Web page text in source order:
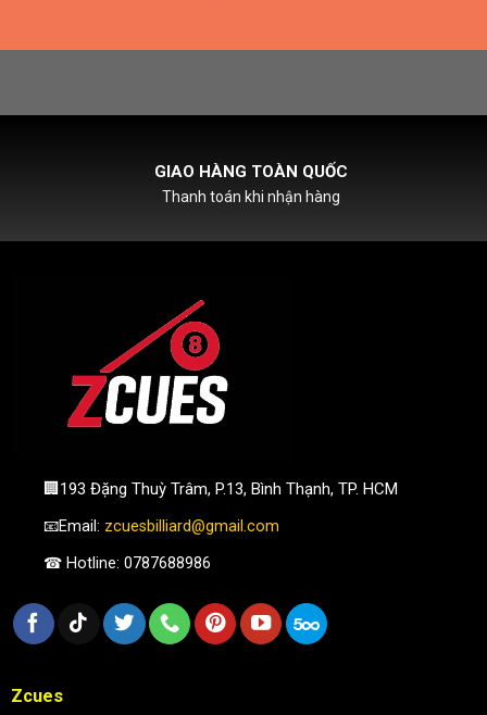
HỖ TRỢ PHÍ SHIPCOD
🏢193 Đặng Thuỳ Trâm, P.13, Bình Thạnh, TP. HCM
📧Email: zcuesbilliard@gmail.com
☎ Hotline: 0787688986
Zcues